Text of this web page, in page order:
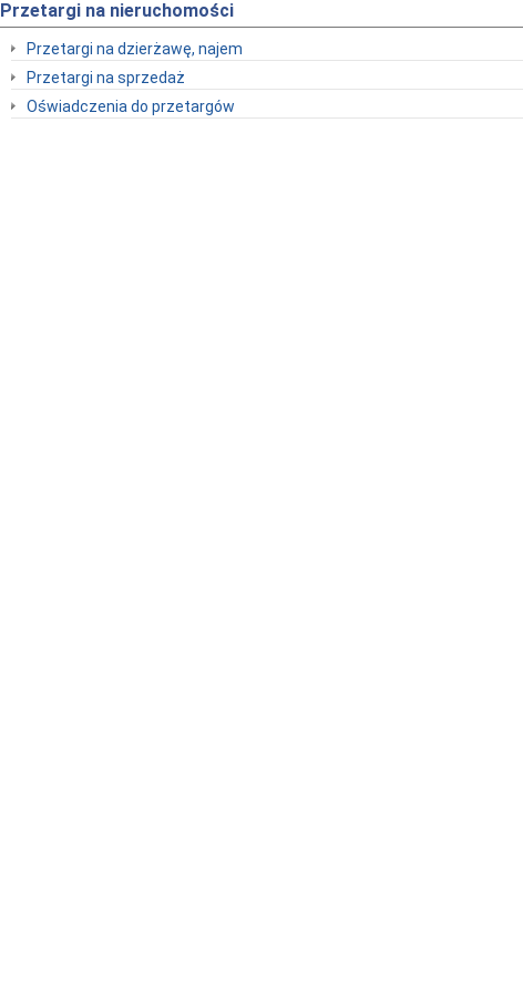
Przetargi na nieruchomości
Przetargi na dzierżawę, najem
Przetargi na sprzedaż
Oświadczenia do przetargów